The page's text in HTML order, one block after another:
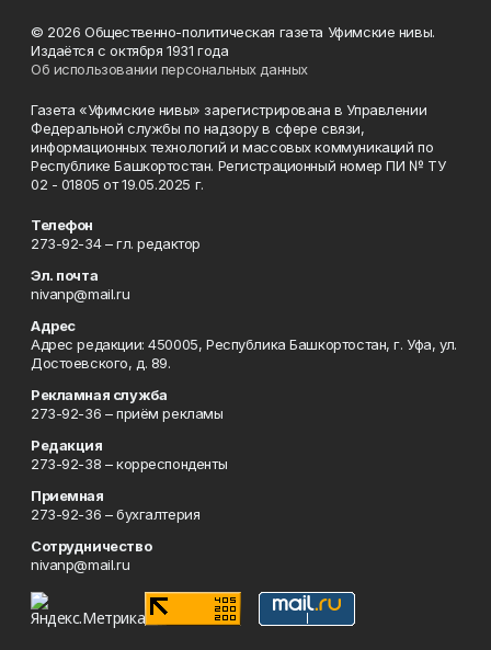
© 2026 Общественно-политическая газета Уфимские нивы.
Издаётся с октября 1931 года
Об использовании персональных данных
Газета «Уфимские нивы» зарегистрирована в Управлении
Федеральной службы по надзору в сфере связи,
информационных технологий и массовых коммуникаций по
Республике Башкортостан. Регистрационный номер ПИ № ТУ
02 - 01805 от 19.05.2025 г.
Телефон
273-92-34 – гл. редактор
Эл. почта
nivanp@mail.ru
Адрес
Адрес редакции: 450005, Республика Башкортостан, г. Уфа, ул.
Достоевского, д. 89.
Рекламная служба
273-92-36 – приём рекламы
Редакция
273-92-38 – корреспонденты
Приемная
273-92-36 – бухгалтерия
Сотрудничество
nivanp@mail.ru